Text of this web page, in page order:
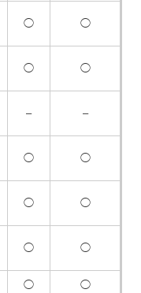
◯ ◯
◯ ◯
– –
◯ ◯
◯ ◯
◯ ◯
◯
◯